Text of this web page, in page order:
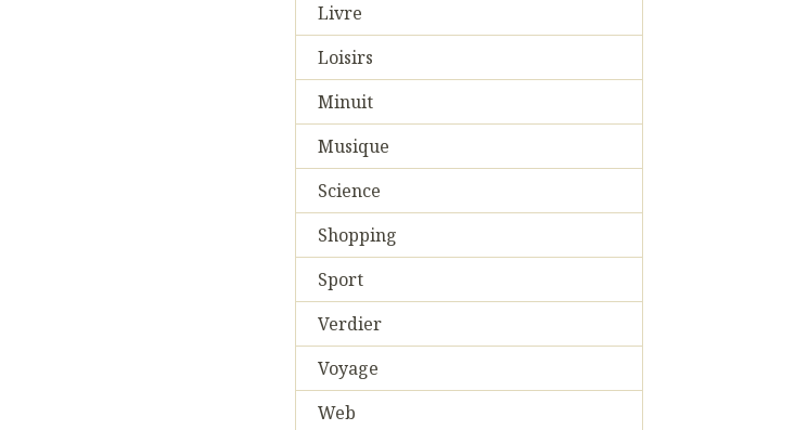
Livre
Loisirs
Minuit
Musique
Science
Shopping
Sport
Verdier
Voyage
Web